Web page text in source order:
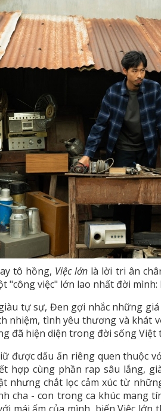
tô hồng, Việc lớn là lời tri ân
"công việc" lớn lao nhất đời mình:
tự sự, Đen gợi nhắc những
nhiệm, tình yêu thương và khát
đã hiện diện trong đời sống Việt
được dấu ấn riêng quen thuộc
hợp cùng phần rap sâu lắng,
nhưng chắt lọc cảm xúc từ
cha - con trong ca khúc mang